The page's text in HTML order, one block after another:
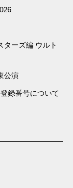
ターズ編 ウルト
公演
録番号について